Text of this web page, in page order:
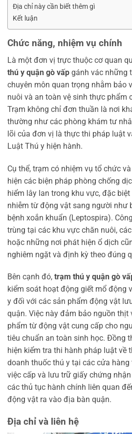
Địa chỉ này cần biết thêm gì
Kết luận
Chức năng, nhiệm vụ chính
Là một đơn vị trực thuộc cơ quan
thú y quận gò vấp gánh vác những
chuyên môn quan trọng nhằm bảo
nuôi và an toàn vệ sinh thực phẩm
Trạm không chỉ đơn thuần là nơi
thường như các phòng khám tư
lõi của đơn vị là thực thi pháp luật
Luật Thú y hiện hành.
Cụ thể, trạm có nhiệm vụ tổ chức
hiện các biện pháp phòng chống
hiểm lây lan trong khu vực, đặc
nhiễm từ động vật sang người như
bệnh xoắn khuẩn (Leptospira).
trùng tại các khu vực chăn nuôi,
hoặc những nơi phát hiện ổ dịch
nghiêm ngặt và định kỳ theo đúng
Bên cạnh đó, trạm thú y quận gò
kiểm soát hoạt động giết mổ động
y đối với các sản phẩm động vật
quận. Việc này đảm bảo nguồn
phẩm từ động vật cung cấp cho
tiêu chuẩn an toàn sinh học. Đồng
hiện kiểm tra thi hành pháp luật về
doanh thuốc thú y tại các cửa hàng
việc cấp và lưu trữ giấy chứng
các thủ tục hành chính liên quan
động vật ra vào địa bàn quận.
Địa chỉ và liên hệ